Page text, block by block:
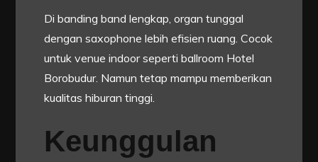
Di banding band lengkap, organ tunggal
dengan saxophone lebih efisien ruang. Cocok
untuk venue indoor seperti ballroom Hotel
Borobudur. Namun tetap mampu memberikan
kualitas hiburan tinggi.
Keunggulan